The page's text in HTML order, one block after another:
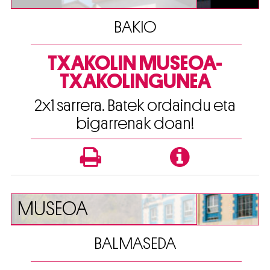
BAKIO
TXAKOLIN MUSEOA-
TXAKOLINGUNEA
2x1 sarrera. Batek ordaindu eta
bigarrenak doan!
MUSEOA
BALMASEDA